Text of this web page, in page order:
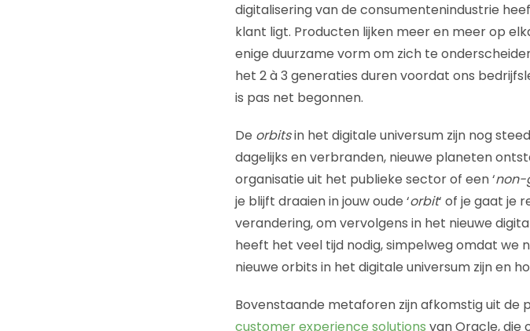
digitalisering van de consumentenindustrie
klant ligt. Producten lijken meer en meer op
enige duurzame vorm om zich te
het 2 à 3 generaties duren voordat ons
is pas net begonnen.
De orbitsin het digitale universum zijn nog
dagelijks en verbranden, nieuwe planeten
organisatie uit het publieke sector of een ‘non-
je blijft draaien in jouw oude ‘orbit‘ of je gaat je
verandering, om vervolgens in het nieuwe
heeft het veel tijd nodig, simpelweg omdat we
nieuwe orbits in het digitale universum zijn en
Bovenstaande metaforen zijn afkomstig uit de
customer experience solutions van Oracle, die